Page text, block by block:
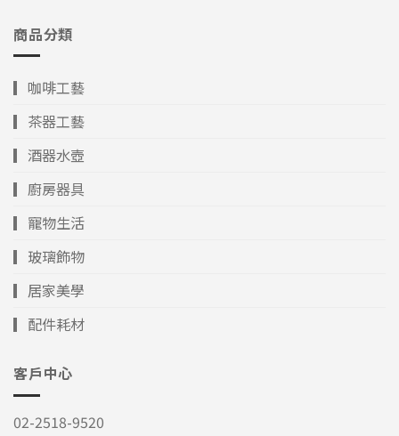
商品分類
▎咖啡工藝
▎茶器工藝
▎酒器水壺
▎廚房器具
▎寵物生活
▎玻璃飾物
▎居家美學
▎配件耗材
客戶中心
02-2518-9520